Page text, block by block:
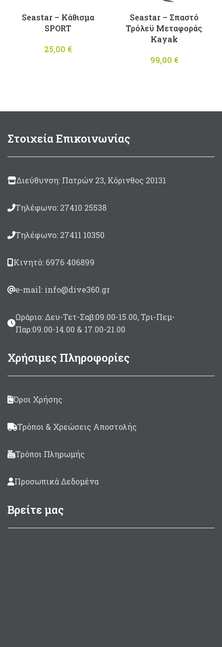
Seastar – Κάθισμα
SPORT
25,00 €
Seastar – Σπαστό
Τρόλεϋ Μεταφοράς
Kayak
99,00 €
Στοιχεία Επικοινωνίας
Διεύθυνση: Πατρών 23, Κόρινθος 20131
Τηλέφωνο: 27410 25538
Τηλέφωνο: 27411 10350
Κινητό: 6976 406899
e-mail: info@dive360.gr
Ωράριο: Δευ-Τετ-Σαβ:09.00-15.00, Τρι-Πεμ-
Παρ:09.00-14.00 & 17.00-21.00
Χρήσιμες Πληροφορίες
Όροι Χρήσης
Τρόποι & Χρεώσεις Αποστολής
Τρόποι Πληρωμής
Προσωπικά Δεδομένα
Βρείτε μας